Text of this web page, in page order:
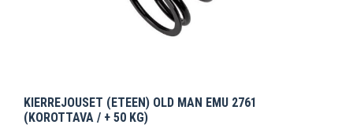
KIERREJOUSET (ETEEN) OLD MAN EMU 2761
(KOROTTAVA / + 50 KG)